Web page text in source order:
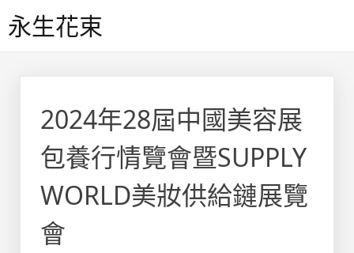
to永生花束
2024年28屆中國美容展
包養行情覽會暨SUPPLY
WORLD美妝供給鏈展覽
會